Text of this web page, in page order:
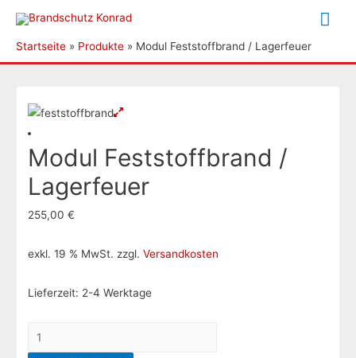
Startseite Produkte Modul Feststoffbrand / Lagerfeuer
Modul Feststoffbrand /
Lagerfeuer
255,00 €
exkl. 19 % MwSt. zzgl. Versandkosten
Lieferzeit: 2-4 Werktage
Modul
Feststoffbrand